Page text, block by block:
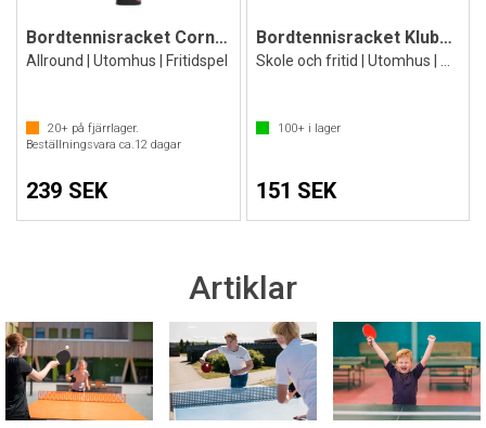
Bordtennisracket Cornilleau Tacteo 50
Allround | Utomhus | Fritidspel
20+ på fjärrlager.
Beställningsvara ca.12 dagar
239 SEK
Bordtennisracket Klubben Outdoor Premium
100+i lager
151 SEK
Artiklar